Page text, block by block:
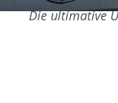
Die ultimative